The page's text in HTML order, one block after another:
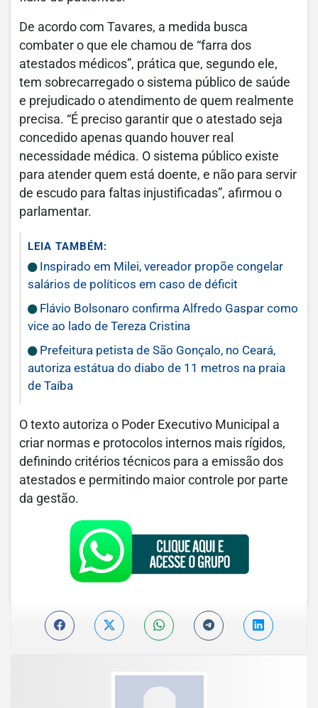
De acordo com Tavares, a medida busca
combater o que ele chamou de “farra dos
atestados médicos”, prática que, segundo ele,
tem sobrecarregado o sistema público de saúde
e prejudicado o atendimento de quem realmente
precisa. “É preciso garantir que o atestado seja
concedido apenas quando houver real
necessidade médica. O sistema público existe
para atender quem está doente, e não para servir
de escudo para faltas injustificadas”, afirmou o
parlamentar.
LEIA TAMBÉM:
Inspirado em Milei, vereador propõe congelar
salários de políticos em caso de déficit
Flávio Bolsonaro confirma Alfredo Gaspar como
vice ao lado de Tereza Cristina
Prefeitura petista de São Gonçalo, no Ceará,
autoriza estátua do diabo de 11 metros na praia
de Taíba
O texto autoriza o Poder Executivo Municipal a
criar normas e protocolos internos mais rígidos,
definindo critérios técnicos para a emissão dos
atestados e permitindo maior controle por parte
da gestão.